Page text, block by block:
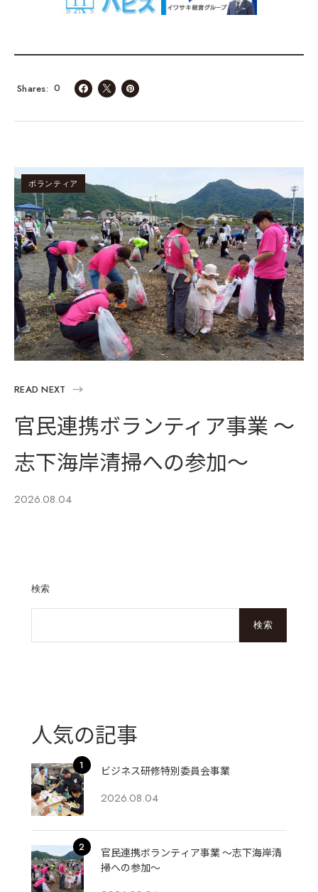
0
Shares
ボランティア
READ NEXT
官民連携ボランティア事業 ～
志下海岸清掃への参加～
2026.08.04
検索
検索
人気の記事
ビジネス研修特別委員会事業
2026.08.04
官民連携ボランティア事業 ～志下海岸清
掃への参加～